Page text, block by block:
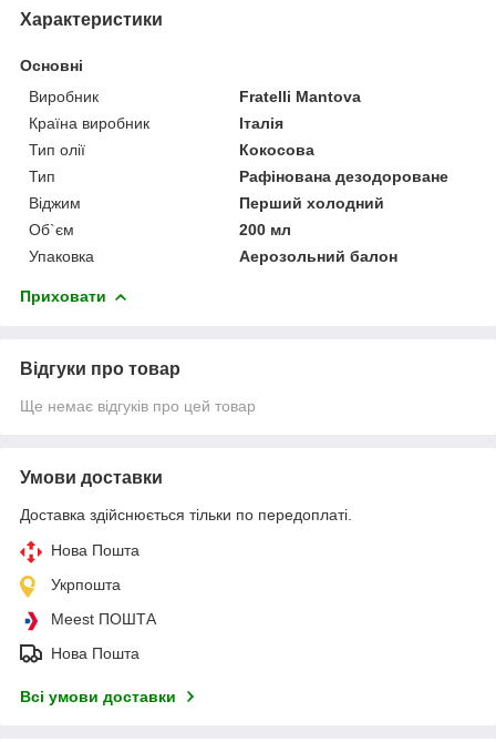
Характеристики
Основні
Виробник
Fratelli Mantova
Країна виробник
Італія
Тип олії
Кокосова
Тип
Рафінована дезодороване
Віджим
Перший холодний
Об`єм
200 мл
Упаковка
Аерозольний балон
Приховати
Відгуки про товар
Ще немає відгуків про цей товар
Умови доставки
Доставка здійснюється тільки по передоплаті.
Нова Пошта
Укрпошта
Meest ПОШТА
Нова Пошта
Всі умови доставки